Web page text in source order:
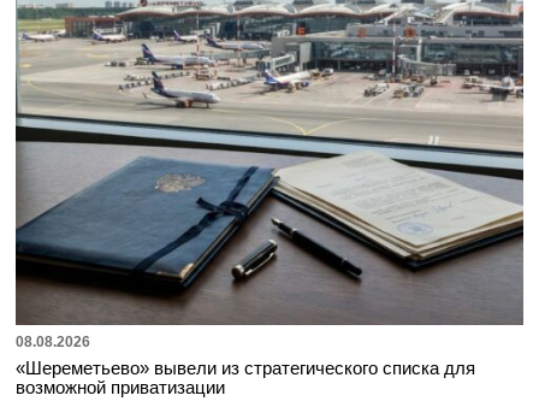
08.08.2026
«Шереметьево» вывели из стратегического списка для
возможной приватизации